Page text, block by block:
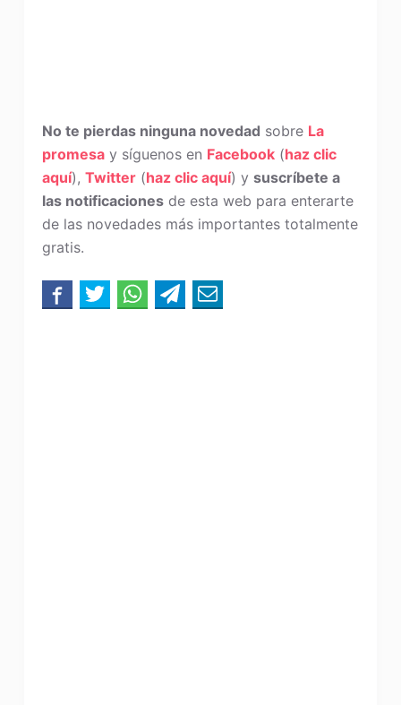
No te pierdas ninguna novedad sobre La
promesay síguenos en Facebook(haz clic
aquí), Twitter(haz clic aquí) y suscríbete a
las notificacionesde esta web para enterarte
de las novedades más importantes totalmente
gratis.